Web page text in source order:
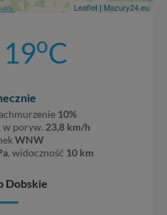
Leaflet | Mazury24.eu
19oC
10%
, w poryw. 23,8 km/h
WNW
, widoczność 10 km
Dobskie